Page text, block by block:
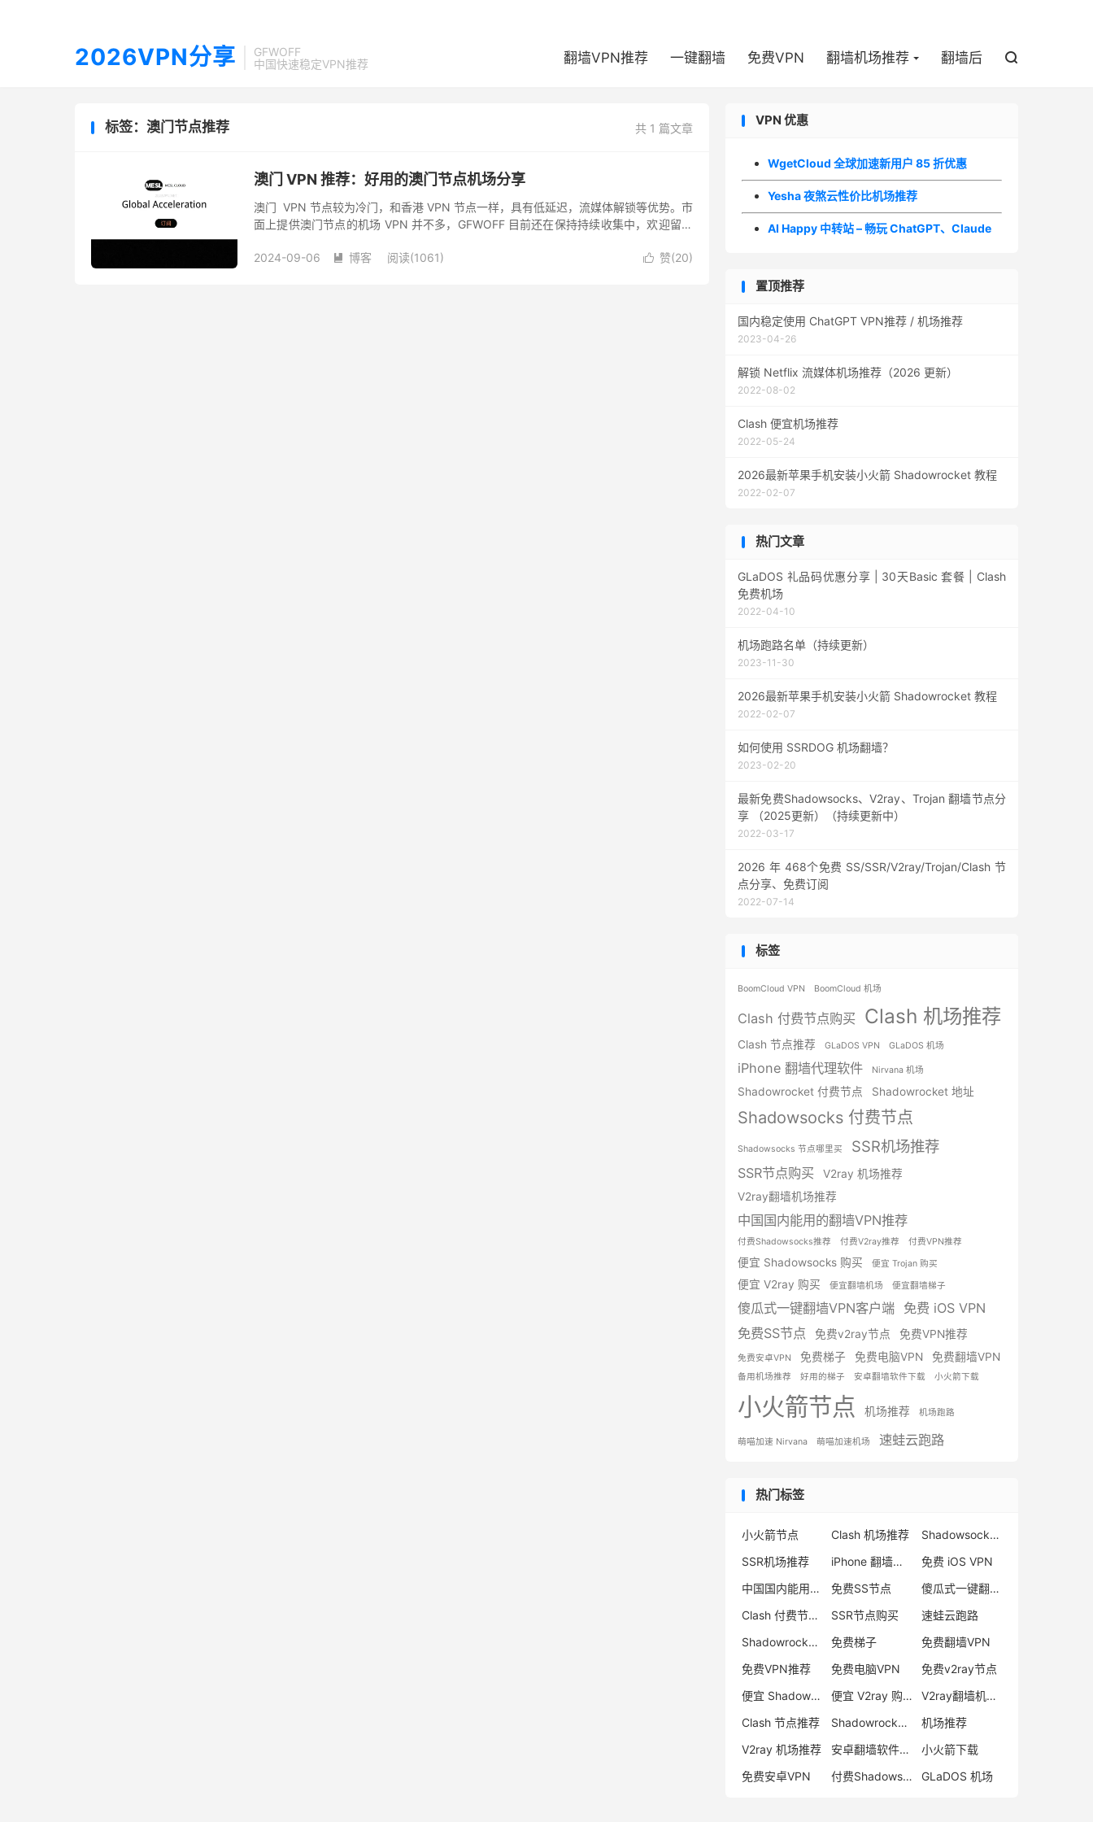
2026VPN分享
GFWOFF
中国快速稳定VPN推荐
翻墙VPN推荐 一键翻墙 免费VPN 翻墙机场推荐 翻墙后 
共 1 篇文章
标签：澳门节点推荐
澳门 VPN 推荐：好用的澳门节点机场分享
澳门 VPN 节点较为冷门，和香港 VPN 节点一样，具有低延迟，流媒体解锁等优势。市
面上提供澳门节点的机场 VPN 并不多，GFWOFF 目前还在保持持续收集中，欢迎留言
 赞(20)
2024-09-06  博客 阅读(1061)
VPN 优惠
WgetCloud 全球加速新用户 85 折优惠
Yesha 夜煞云性价比机场推荐
AI Happy 中转站 – 畅玩 ChatGPT、Claude
置顶推荐
国内稳定使用 ChatGPT VPN推荐 / 机场推荐
2023-04-26
解锁 Netflix 流媒体机场推荐（2026 更新）
2022-08-02
Clash 便宜机场推荐
2022-05-24
2026最新苹果手机安装小火箭 Shadowrocket 教程
2022-02-07
热门文章
GLaDOS 礼品码优惠分享 | 30天Basic 套餐 | Clash
免费机场
2022-04-10
机场跑路名单（持续更新）
2023-11-30
2026最新苹果手机安装小火箭 Shadowrocket 教程
2022-02-07
如何使用 SSRDOG 机场翻墙？
2023-02-20
最新免费Shadowsocks、V2ray、Trojan 翻墙节点分
享 （2025更新）（持续更新中）
2022-03-17
2026 年 468个免费 SS/SSR/V2ray/Trojan/Clash 节
点分享、免费订阅
2022-07-14
标签
BoomCloud VPN BoomCloud 机场
Clash 付费节点购买 Clash 机场推荐
Clash 节点推荐 GLaDOS VPN GLaDOS 机场
iPhone 翻墙代理软件 Nirvana 机场
Shadowrocket 付费节点 Shadowrocket 地址
Shadowsocks 付费节点
Shadowsocks 节点哪里买 SSR机场推荐
SSR节点购买
V2ray 机场推荐
V2ray翻墙机场推荐
中国国内能用的翻墙VPN推荐
付费Shadowsocks推荐 付费V2ray推荐 付费VPN推荐
便宜 Shadowsocks 购买 便宜 Trojan 购买
便宜 V2ray 购买 便宜翻墙机场 便宜翻墙梯子
傻瓜式一键翻墙VPN客户端 免费 iOS VPN
免费SS节点
免费v2ray节点 免费VPN推荐
免费安卓VPN 免费梯子 免费电脑VPN 免费翻墙VPN
备用机场推荐 好用的梯子 安卓翻墙软件下载 小火箭下载
小火箭节点 机场推荐 机场跑路
萌喵加速 Nirvana 萌喵加速机场 速蛙云跑路
热门标签
小火箭节点 Clash 机场推荐
Shadowsocks 付费节点
SSR机场推荐
iPhone 翻墙代理软件
免费 iOS VPN
中国国内能用的翻墙VPN推荐
免费SS节点
傻瓜式一键翻墙VPN客户端
Clash 付费节点购买
SSR节点购买
速蛙云跑路
Shadowrocket 地址
免费梯子
免费翻墙VPN
免费VPN推荐
免费电脑VPN
免费v2ray节点
便宜 Shadowsocks 购买
便宜 V2ray 购买
V2ray翻墙机场推荐
Clash 节点推荐
Shadowrocket 付费节点
机场推荐
V2ray 机场推荐
安卓翻墙软件下载
小火箭下载
免费安卓VPN
付费Shadowsocks推荐 GLaDOS 机场